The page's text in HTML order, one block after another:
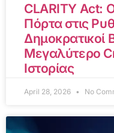
CLARITY Act:
Πόρτα στις
Δημοκρατικοί
Μεγαλύτερο
Ιστορίας
April 28, 2026 No